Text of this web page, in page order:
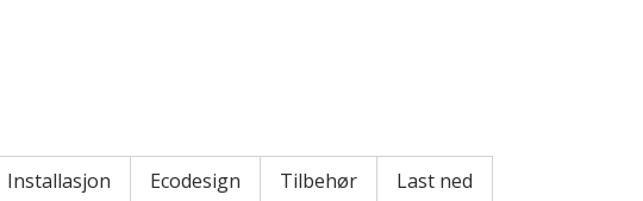
Installasjon Ecodesign Tilbehør Last ned